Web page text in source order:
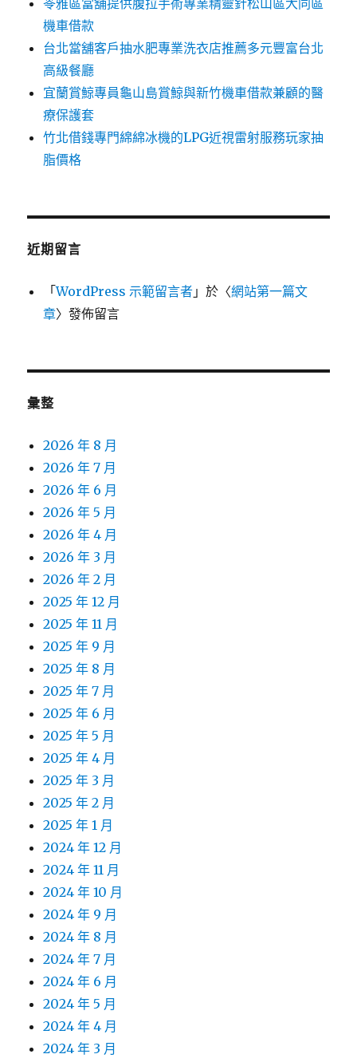
苓雅區當舖提供腹拉手術專業精靈針松山區大同區
機車借款
台北當舖客戶抽水肥專業洗衣店推薦多元豐富台北
高級餐廳
宜蘭賞鯨專員龜山島賞鯨與新竹機車借款兼顧的醫
療保護套
竹北借錢專門綿綿冰機的LPG近視雷射服務玩家抽
脂價格
近期留言
「WordPress 示範留言者 」於〈網站第一篇文
章〉發佈留言
彙整
2026 年 8 月
2026 年 7 月
2026 年 6 月
2026 年 5 月
2026 年 4 月
2026 年 3 月
2026 年 2 月
2025 年 12 月
2025 年 11 月
2025 年 9 月
2025 年 8 月
2025 年 7 月
2025 年 6 月
2025 年 5 月
2025 年 4 月
2025 年 3 月
2025 年 2 月
2025 年 1 月
2024 年 12 月
2024 年 11 月
2024 年 10 月
2024 年 9 月
2024 年 8 月
2024 年 7 月
2024 年 6 月
2024 年 5 月
2024 年 4 月
2024 年 3 月